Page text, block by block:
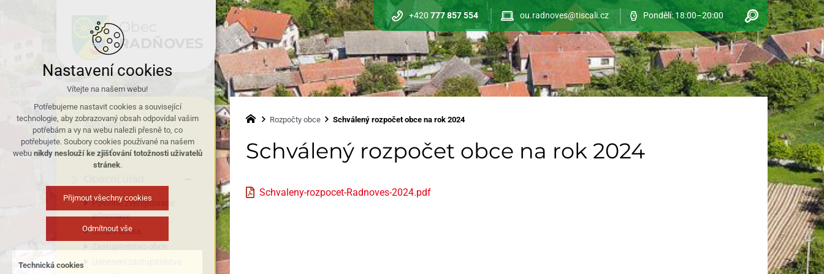
Obec
RADŇOVES
+420 777 857 554 ou.radnoves@tiscali.cz Pondělí: 18:00–20:00
Rozpočty obce Schválený rozpočet obce na rok 2024
Schválený rozpočet obce na rok 2024
Schvaleny-rozpocet-Radnoves-2024.pdf
Aktuality
O obci
Povinně zveřejňované
informace
Úřední deska
Nastavení cookies
Vítejte na našem webu!
Potřebujeme nastavit cookies a související
technologie, aby zobrazovaný obsah odpovídal vašim
potřebám a vy na webu nalezli přesně to, co
potřebujete. Soubory cookies používané na našem
webu nikdy neslouží ke zjišťování totožnosti uživatelů
stránek.
Přijmout všechny cookies
Odmítnout vše
Technická cookies